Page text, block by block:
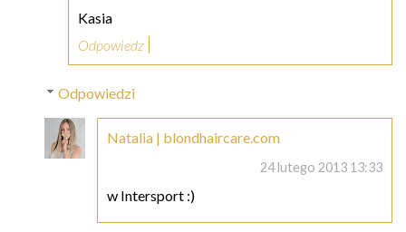
Kasia
Odpowiedz
Odpowiedzi
Natalia | blondhaircare.com
24 lutego 2013 13:33
w Intersport :)